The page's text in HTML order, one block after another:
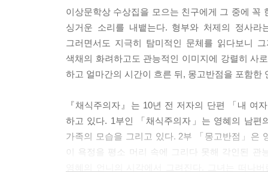
이상문학상 수상집을 모으는 친구에게 그 중에 꼭
싱거운 소리를 내뱉는다. 형부와 처제의 정사
그러면서도 지극히 탐미적인 문체를 읽다보니
색채의 화려하고도 관능적인 이미지에 강렬히 사
하고 얼마간의 시간이 흐른 뒤, 몽고반점을 포함
『채식주의자』는 10년 전 저자의 단편 「내 여
하고 있다. 1부인 「채식주의자」는 영혜의 남편
가족의 모습을 그리고 있다. 2부 「몽고반점」은
이 욕정을 평소 머리 속에 그리다 못해 각인된 관